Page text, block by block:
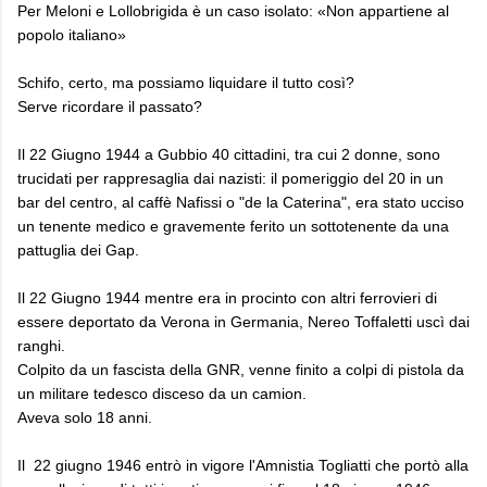
Per Meloni e Lollobrigida è un caso isolato: «Non appartiene al
popolo italiano»
Schifo, certo, ma possiamo liquidare il tutto così?
Serve ricordare il passato?
Il 22 Giugno 1944 a Gubbio 40 cittadini, tra cui 2 donne, sono
trucidati per rappresaglia dai nazisti: il pomeriggio del 20 in un
bar del centro, al caffè Nafissi o "de la Caterina", era stato ucciso
un tenente medico e gravemente ferito un sottotenente da una
pattuglia dei Gap.
Il 22 Giugno 1944 mentre era in procinto con altri ferrovieri di
essere deportato da Verona in Germania, Nereo Toffaletti uscì dai
ranghi.
Colpito da un fascista della GNR, venne finito a colpi di pistola da
un militare tedesco disceso da un camion.
Aveva solo 18 anni.
Il 22 giugno 1946 entrò in vigore l'Amnistia Togliatti che portò alla